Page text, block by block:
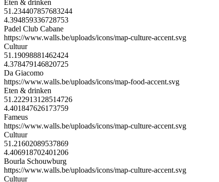
Eten & drinken
51.234407857683244
4.394859336728753
Padel Club Cabane
https://www.walls.be/uploads/icons/map-culture-accent.svg
Cultuur
51.19098881462424
4.378479146820725
Da Giacomo
https://www.walls.be/uploads/icons/map-food-accent.svg
Eten & drinken
51.222913128514726
4.401847626173759
Fameus
https://www.walls.be/uploads/icons/map-culture-accent.svg
Cultuur
51.21602089537869
4.406918702401206
Bourla Schouwburg
https://www.walls.be/uploads/icons/map-culture-accent.svg
Cultuur